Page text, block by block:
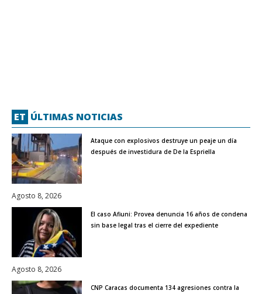
ET ÚLTIMAS NOTICIAS
Ataque con explosivos destruye un peaje un día
después de investidura de De la Espriella
Agosto 8, 2026
El caso Afiuni: Provea denuncia 16 años de condena
sin base legal tras el cierre del expediente
Agosto 8, 2026
CNP Caracas documenta 134 agresiones contra la